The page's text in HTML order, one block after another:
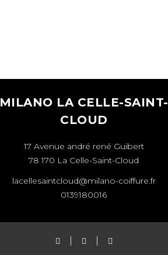
MILANO LA CELLE-SAINT-
CLOUD
17 Avenue andré rené Guibert
78 170 La Celle-Saint-Cloud
lacellesaintcloud@milano-coiffure.fr
0139180016